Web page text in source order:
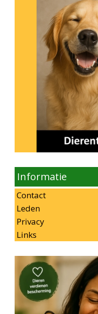
Informatie
Contact
Leden
Privacy
Links